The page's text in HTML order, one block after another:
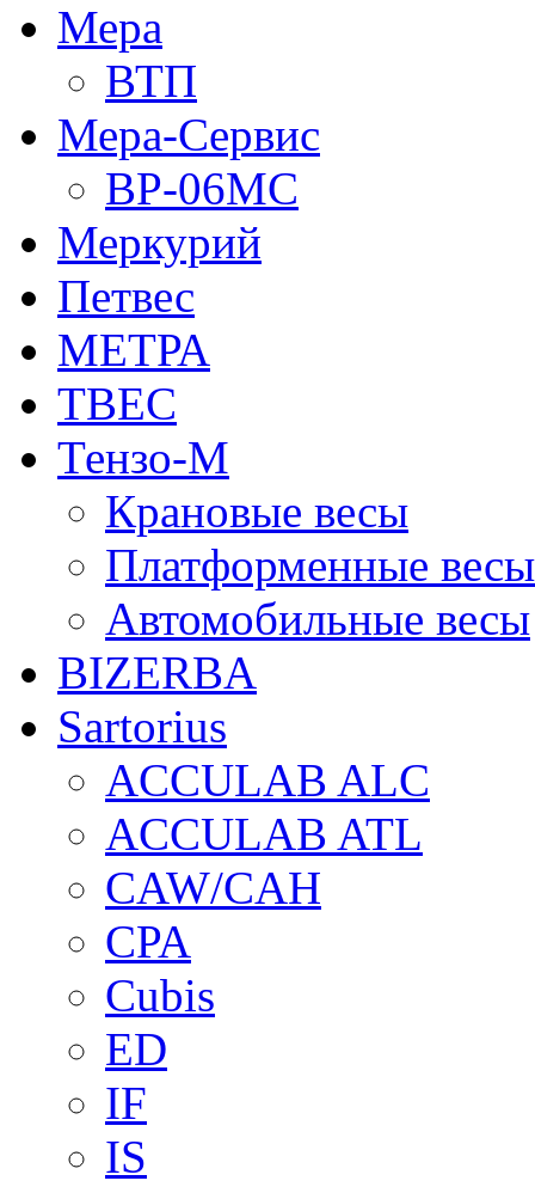
Мера
ВТП
Мера-Сервис
ВР-06МС
Меркурий
Петвес
МЕТРА
ТВЕС
Тензо-М
Крановые весы
Платформенные весы
Автомобильные весы
BIZERBA
Sartorius
ACCULAB ALC
ACCULAB ATL
CAW/CAH
CPA
Cubis
ED
IF
IS